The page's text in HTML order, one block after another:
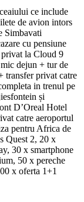
ce include
de avion intors
Simbavati
cu pensiune
la Cloud 9
dejun + tur de
transfer privat catre
in trenul pe
și
D’Oreal Hotel
catre aeroportul
pentru Africa de
Quest 2, 20 x
30 x smartphone
50 x pereche
x oferta 1+1